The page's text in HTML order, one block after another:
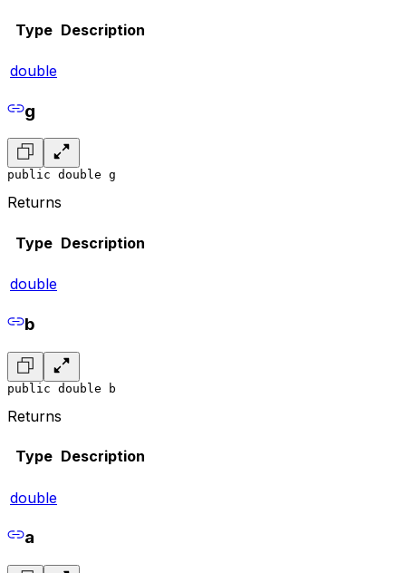
Type Description
double
g
public double g
Returns
Type Description
double
b
public double b
Returns
Type Description
double
a